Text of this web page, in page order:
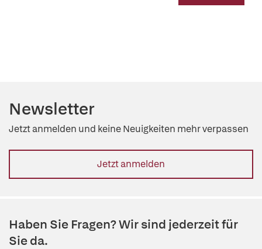
Newsletter
Jetzt anmelden und keine Neuigkeiten mehr verpassen
Jetzt anmelden
Haben Sie Fragen? Wir sind jederzeit für
Sie da.